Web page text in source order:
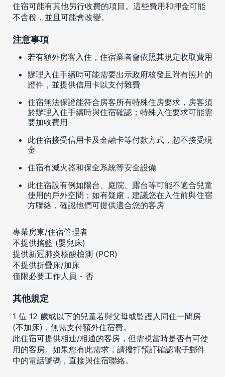
住宿可能有其他另行收費的項目。這些費用和押金可能
不含稅，並且可能會改變。
注意事項
若有額外房客入住，住宿業者會依照其規定收取費用
辦理入住手續時可能需要出示政府核發且附有照片的
證件，並提供信用卡以支付雜費
住宿無法保證能符合房客所有特殊住房要求，房客須
於辦理入住手續時與住宿確認；特殊入住要求可能需
要加收費用
此住宿接受信用卡及金融卡等付款方式，恕不接受現
金
住宿有滅火器和保全系統等安全設備
此住宿設有例如陽台、庭院、露台等可能不適合兒童
使用的戶外空間；如有疑慮，建議您在入住前與住宿
方聯絡，確認他們可提供適合您的客房
專業房東/住宿管理者
不提供搖籃 (嬰兒床)
提供新冠肺炎核酸檢測 (PCR)
不提供折疊床/加床
僅限必要工作人員 - 否
其他規定
1 位 12 歲或以下的兒童若與父母或監護人同住一間房
(不加床)，無需支付額外住宿費。
此住宿可提供相連/相通的客房，但需視當時是否有可使
用的客房。如果您有此需求，請撥打預訂確認電子郵件
中的電話號碼，直接與住宿聯絡。